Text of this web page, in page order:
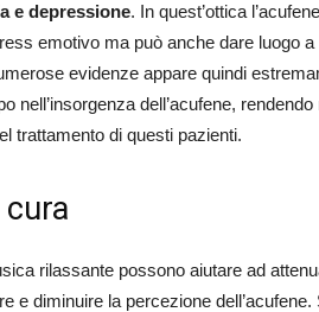
e depressione. In quest’ottica
emotivo ma può anche dare luogo
evidenze appare quindi
nell’insorgenza dell’acufene,
trattamento di questi pazienti.
rilassante possono aiutare ad
e diminuire la percezione